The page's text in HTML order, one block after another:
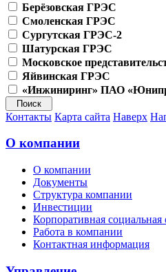
Берёзовская ГРЭС
Смоленская ГРЭС
Сургутская ГРЭС-2
Шатурская ГРЭС
Московское
Яйвинская ГРЭС
«Инжиниринг» ПАО
Контакты Карта сайта Наверх
О компании
О компании
Документы
Структура компании
Инвестиции
Корпоративная социальная
Работа в компании
Контактная информация